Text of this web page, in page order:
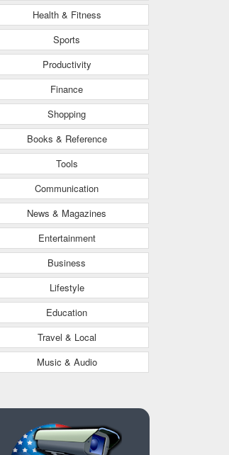
Health & Fitness
Sports
Productivity
Finance
Shopping
Books & Reference
Tools
Communication
News & Magazines
Entertainment
Business
Lifestyle
Education
Travel & Local
Music & Audio